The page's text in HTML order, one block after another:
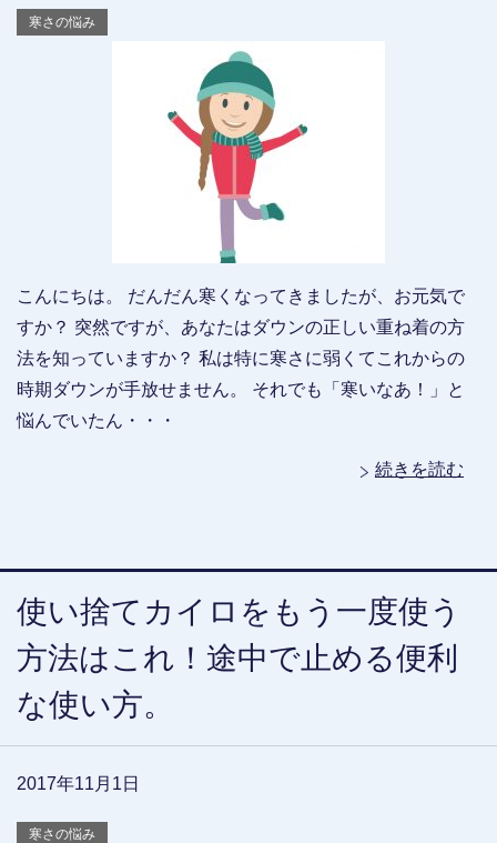
寒さの悩み
こんにちは。 だんだん寒くなってきましたが、お元気で
すか？ 突然ですが、あなたはダウンの正しい重ね着の方
法を知っていますか？ 私は特に寒さに弱くてこれからの
時期ダウンが手放せません。 それでも「寒いなあ！」と
悩んでいたん・・・
続きを読む
使い捨てカイロをもう一度使う
方法はこれ！途中で止める便利
な使い方。
2017年11月1日
寒さの悩み